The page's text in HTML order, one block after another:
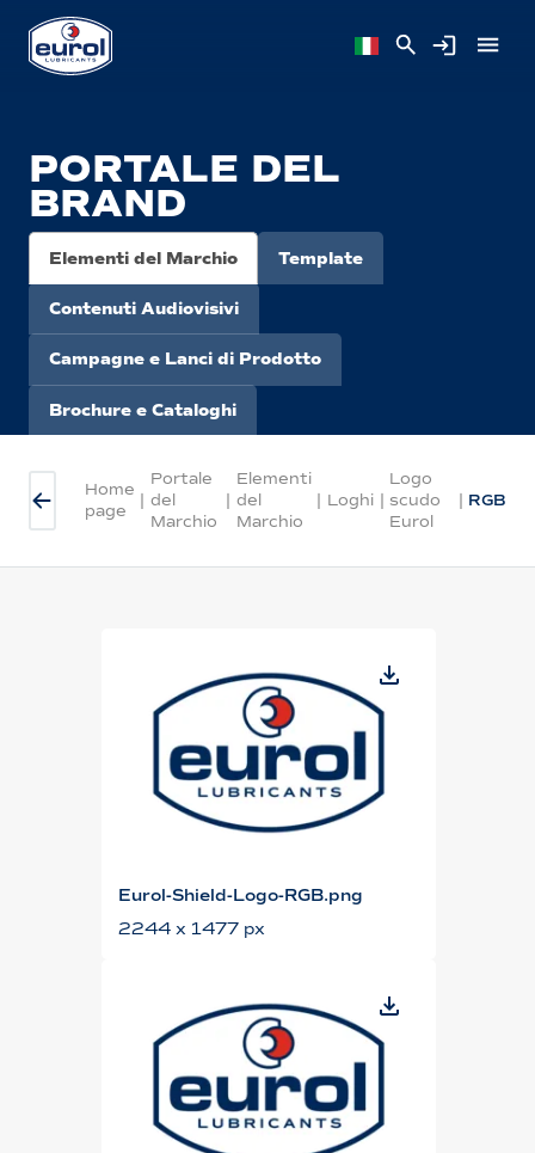
PORTALE DEL
BRAND
Elementi del Marchio Template
Contenuti Audiovisivi
Campagne e Lanci di Prodotto
Brochure e Cataloghi
Home
page
|
Portale
del
Marchio
|
Elementi
del
Marchio
| Loghi |
Logo
scudo
Eurol
| RGB
Eurol-Shield-Logo-RGB.png
2244 x 1477 px